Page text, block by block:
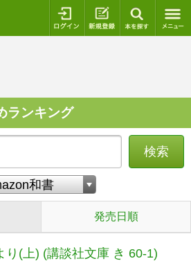
ログイン 新規登録
ランキング
検索
発売日順
り(上) (講談社文庫 き 60-1)